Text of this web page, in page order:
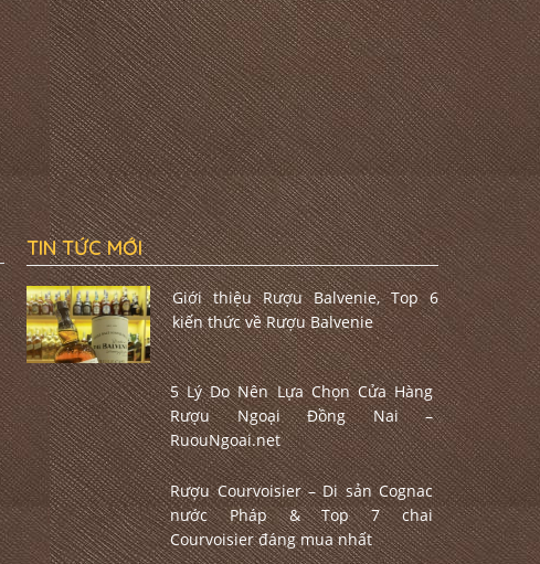
TIN TỨC MỚI
Giới thiệu Rượu Balvenie, Top 6
kiến thức về Rượu Balvenie
5 Lý Do Nên Lựa Chọn Cửa Hàng
Rượu Ngoại Đồng Nai –
RuouNgoai.net
Rượu Courvoisier – Di sản Cognac
nước Pháp & Top 7 chai
Courvoisier đáng mua nhất